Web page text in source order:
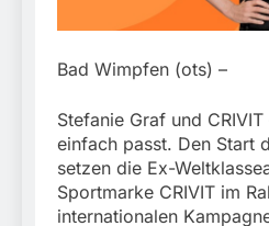
/
wegen
5.
Bad Wimpfen (ots) –
Stefanie Graf und
einfach passt. Den Start
setzen die Ex-
Sportmarke CRIVIT im
internationalen